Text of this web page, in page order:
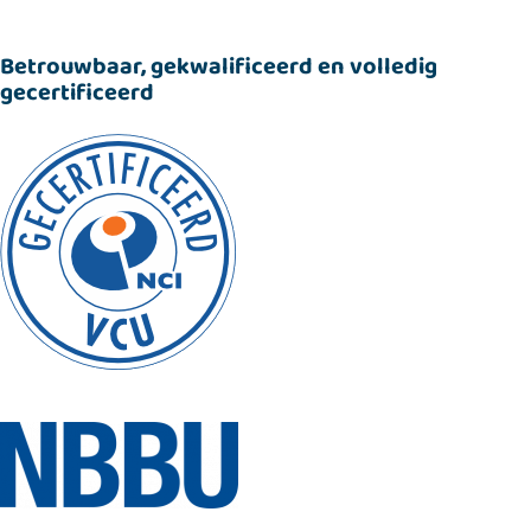
Betrouwbaar, gekwalificeerd en volledig
gecertificeerd